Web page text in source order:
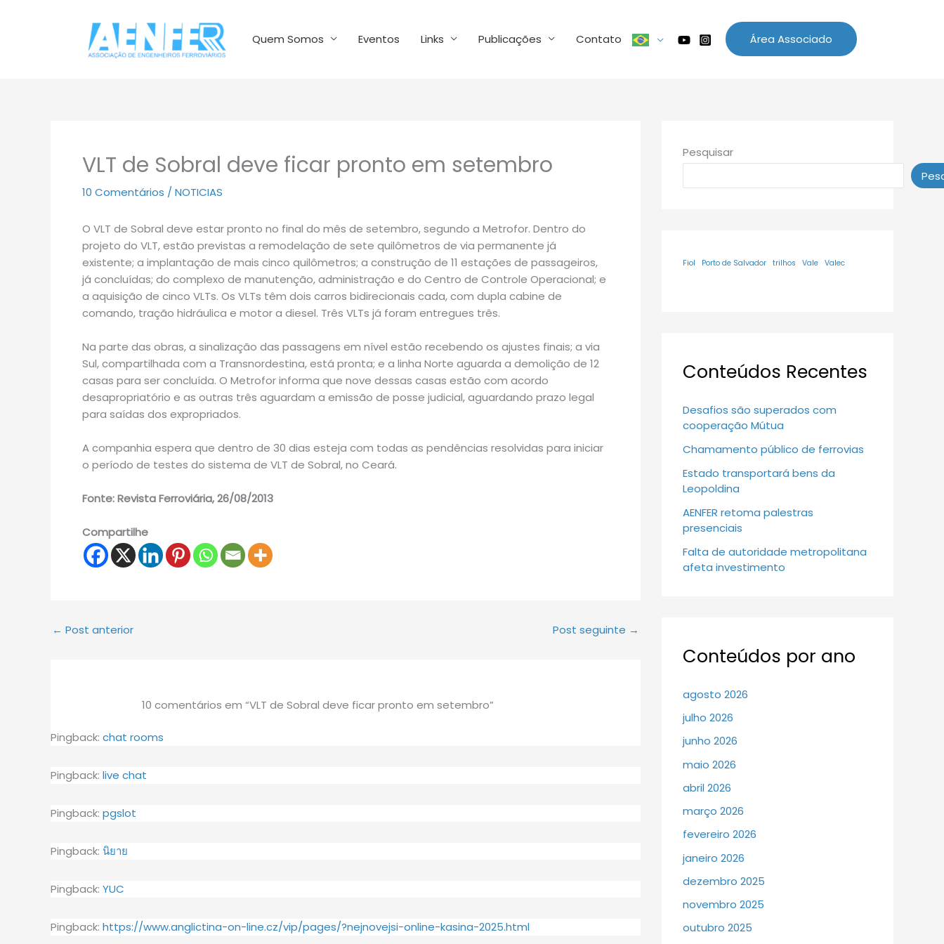
Quem Somos Eventos Links Publicações Contato Área Associado
VLT de Sobral deve ficar pronto em setembro
10 Comentários / NOTICIAS
O VLT de Sobral deve estar pronto no final do mês de setembro, segundo a Metrofor. Dentro do
projeto do VLT, estão previstas a remodelação de sete quilômetros de via permanente já
existente; a implantação de mais cinco quilômetros; a construção de 11 estações de passageiros,
já concluídas; do complexo de manutenção, administração e do Centro de Controle Operacional; e
a aquisição de cinco VLTs. Os VLTs têm dois carros bidirecionais cada, com dupla cabine de
comando, tração hidráulica e motor a diesel. Três VLTs já foram entregues três.
Na parte das obras, a sinalização das passagens em nível estão recebendo os ajustes finais; a via
Sul, compartilhada com a Transnordestina, está pronta; e a linha Norte aguarda a demolição de 12
casas para ser concluída. O Metrofor informa que nove dessas casas estão com acordo
desapropriatório e as outras três aguardam a emissão de posse judicial, aguardando prazo legal
para saídas dos expropriados.
A companhia espera que dentro de 30 dias esteja com todas as pendências resolvidas para iniciar
o período de testes do sistema de VLT de Sobral, no Ceará.
Fonte: Revista Ferroviária, 26/08/2013
Compartilhe
← Post anterior Post seguinte →
10 comentários em “VLT de Sobral deve ficar pronto em setembro”
Pingback: chat rooms
Pingback: live chat
Pingback: pgslot
Pingback: นิยาย
Pingback: YUC
Pingback: https://www.anglictina-on-line.cz/vip/pages/?nejnovejsi-online-kasina-2025.html
Pesquisar
Fiol Porto de Salvador trilhos Vale Valec
Conteúdos Recentes
Desafios são superados com
cooperação Mútua
Chamamento público de ferrovias
Estado transportará bens da
Leopoldina
AENFER retoma palestras
presenciais
Falta de autoridade metropolitana
afeta investimento
Conteúdos por ano
agosto 2026
julho 2026
junho 2026
maio 2026
abril 2026
março 2026
fevereiro 2026
janeiro 2026
dezembro 2025
novembro 2025
outubro 2025